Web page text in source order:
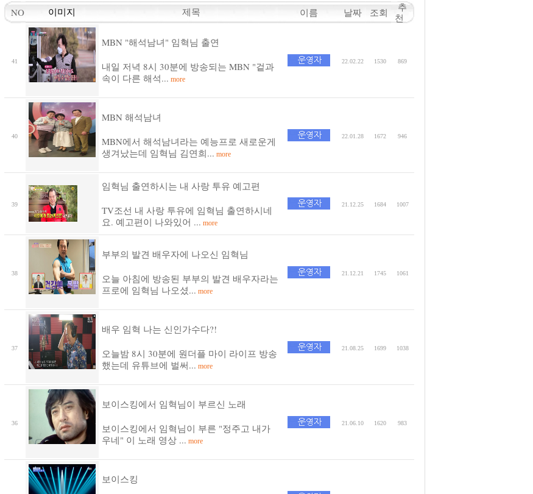
NO 이미지 제목 이름 날짜 조회
추
천
41
MBN "해석남녀" 임혁님 출연
내일 저녁 8시 30분에 방송되는 MBN "겉과
속이 다른 해석... more
22.02.22 1530 869
40
MBN 해석남녀
MBN에서 해석남녀라는 예능프로 새로운게
생겨났는데 임혁님 김연희... more
22.01.28 1672 946
39
임혁님 출연하시는 내 사랑 투유 예고편
TV조선 내 사랑 투유에 임혁님 출연하시네
요. 예고편이 나와있어 ... more
21.12.25 1684 1007
38
부부의 발견 배우자에 나오신 임혁님
오늘 아침에 방송된 부부의 발견 배우자라는
프로에 임혁님 나오셨... more
21.12.21 1745 1061
37
배우 임혁 나는 신인가수다?!
오늘밤 8시 30분에 원더플 마이 라이프 방송
했는데 유튜브에 벌써... more
21.08.25 1699 1038
36
보이스킹에서 임혁님이 부르신 노래
보이스킹에서 임혁님이 부른 "정주고 내가
우네" 이 노래 영상 ... more
21.06.10 1620 983
보이스킹